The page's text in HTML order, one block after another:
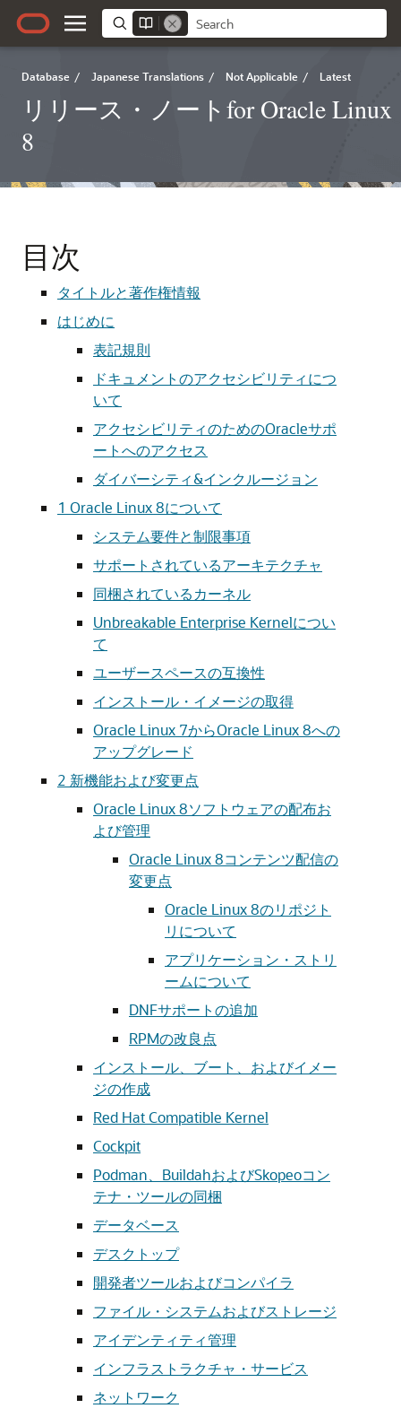
Database / Japanese Translations / Not Applicable / Latest
リリース・ノートfor Oracle Linux
8
目次
タイトルと著作権情報
はじめに
表記規則
ドキュメントのアクセシビリティにつ
いて
アクセシビリティのためのOracleサポ
ートへのアクセス
ダイバーシティ&インクルージョン
1 Oracle Linux 8について
システム要件と制限事項
サポートされているアーキテクチャ
同梱されているカーネル
Unbreakable Enterprise Kernelについ
て
ユーザースペースの互換性
インストール・イメージの取得
Oracle Linux 7からOracle Linux 8への
アップグレード
2 新機能および変更点
Oracle Linux 8ソフトウェアの配布お
よび管理
Oracle Linux 8コンテンツ配信の
変更点
Oracle Linux 8のリポジト
リについて
アプリケーション・ストリ
ームについて
DNFサポートの追加
RPMの改良点
インストール、ブート、およびイメー
ジの作成
Red Hat Compatible Kernel
Cockpit
Podman、BuildahおよびSkopeoコン
テナ・ツールの同梱
データベース
デスクトップ
開発者ツールおよびコンパイラ
ファイル・システムおよびストレージ
アイデンティティ管理
インフラストラクチャ・サービス
ネットワーク